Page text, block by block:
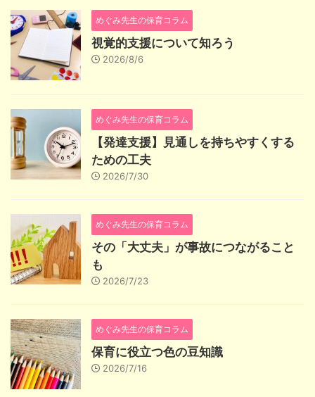
めぐみ先生の保育コラム
視覚的支援について知ろう
2026/8/6
めぐみ先生の保育コラム
【発達支援】見通しを持ちやすくする
ための工夫
2026/7/30
めぐみ先生の保育コラム
その「大丈夫」が事故につながること
も
2026/7/23
めぐみ先生の保育コラム
保育に役立つ色の豆知識
2026/7/16